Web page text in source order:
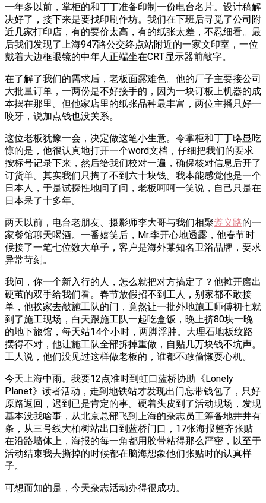
一年多以前，掌柜的和丁丁准备印制一份电台名片。设计稿解
决好了，接下来是要找印刷作坊。我们在下班后寻觅了公司附
近几家打印店，有的要价太高，有的纸张太差，不忍细看。最
后我们发现了上海947路公交终点站附近的一家文印室，一位
戴着大边框眼镜的中年人正端坐在CRT显示器前敲字。
在了解了我们的需求后，老板面露难色。他的厂子主要接公司
大批量订单，一两份是不好接手的，因为一块订板上机器的成
本摆在那里。但他家店里的纸张品种最丰富，两位主播只好一
咬牙，说加点钱也没关系。
这位老板犹豫一会，决定做这笔小生意。令掌柜和丁丁略显吃
惊的是，他很认真地打开一个word文档，仔细把我们的要求
按标号记录下来，然后给我们校对一遍，确保核对信息后开了
订货单。其实我们只掏了不到六十块钱。我本能感觉他是一个
日本人，于是试探性地问了问，老板呵呵一笑说，自己只是在
日本呆了十多年。
两天以前，电台老朋友、摄影师李大哥与我们相聚遵义路的一
家餐馆聊天喝酒。一番嬉笑后，Mr.李开心地透露，他春节时
候接了一笔七位数大单子，客户是海外某知名卫浴品牌，要求
异常苛刻。
我问，你一个新入行的人，怎么就把对方搞定了？他摊开磨出
硬茧的双手给我们看。春节放假招不到工人，别家都不敢接
单，他挨家去敲施工队的门，竟然让一批外地施工师傅初七就
到了施工现场，白天跟施工队一起吃盒饭，晚上挤80块一晚
的地下旅馆，每天站14个小时，两脚浮肿。大理石地板纹路
摆得不对，他让施工队全部拆掉重做，自贴几万块钱不坑声。
工人说，他们没见过这样做老板的，谁都不敢偷懒耍心机。
今天上海中雨。我要12点准时到虹口蓝桥协助《Lonely
Planet》读者活动，走到地铁站才发现出门忘带钱包了，只好
原路返回，迟到已是肯定的事。硬着头皮到了活动现场，发现
基本没我啥事，从北京总部飞到上海的杂志员工筹备地井井有
条，从三号线大柏树站出口到蓝桥门口，17张海报整齐张贴
在沿路墙体上，海报的每一角都用胶带粘得那么严密，以至于
活动结束我去撕掉的时候都在脑海想象他们张贴时的认真样
子。
可想而知的是，今天杂志活动办得很成功。